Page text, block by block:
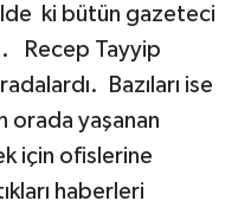
ki bütün gazeteci
Recep Tayyip
Bazıları ise
orada yaşanan
için ofislerine
haberleri